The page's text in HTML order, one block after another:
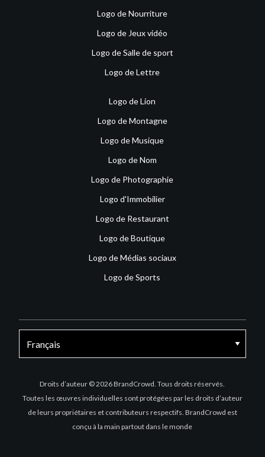
Logo de Nourriture
Logo de Jeux vidéo
Logo de Salle de sport
Logo de Lettre
Logo de Lion
Logo de Montagne
Logo de Musique
Logo de Nom
Logo de Photographie
Logo d'Immobilier
Logo de Restaurant
Logo de Boutique
Logo de Médias sociaux
Logo de Sports
Droits d’auteur © 2026 BrandCrowd. Tous droits réservés.
Toutes les œuvres individuelles sont protégées par les droits d’auteur
de leurs propriétaires et contributeurs respectifs. BrandCrowd est
conçu à la main partout dans le monde